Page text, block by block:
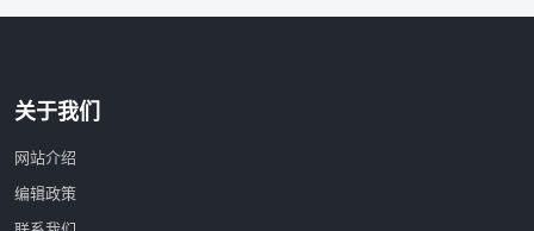
关于我们
网站介绍
编辑政策